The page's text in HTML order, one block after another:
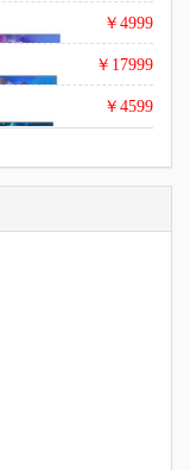
￥4999
A55, 3GB, 32GB,
￥17999
64GB, Android,
级能效
￥4599
行扫描, 杜比音效